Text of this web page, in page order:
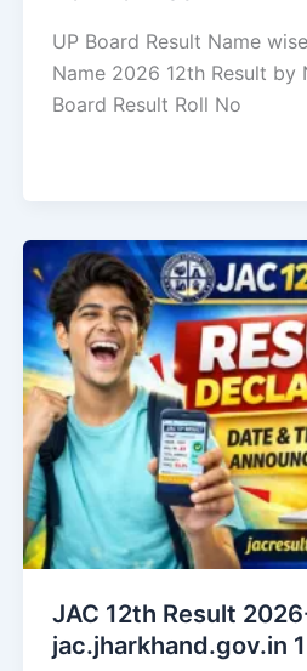
UP Board Result Name
Name 2026 12th Result by
Board Result Roll No
JAC 12th Result
jac.jharkhand.gov.in